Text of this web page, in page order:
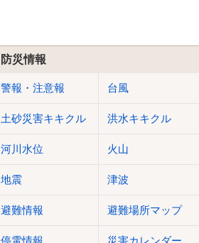
防災情報
警報・注意報 台風
土砂災害キキクル 洪水キキクル
河川水位 火山
地震 津波
避難情報 避難場所マップ
停電情報 災害カレンダー